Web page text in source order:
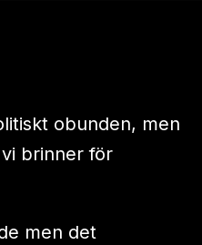
obunden, men
brinner för
men det